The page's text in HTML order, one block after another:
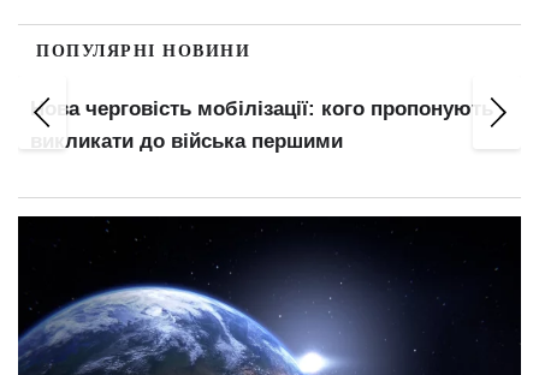
ПОПУЛЯРНІ НОВИНИ
Нова черговість мобілізації: кого пропонують
викликати до війська першими